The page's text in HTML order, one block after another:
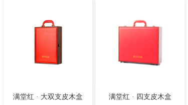
满堂红 · 大双支皮木盒 满堂红 · 四支皮木盒